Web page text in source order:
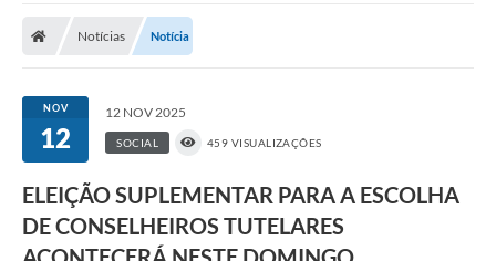
Notícias Notícia
NOV
12
12 NOV 2025
SOCIAL 459 VISUALIZAÇÕES
ELEIÇÃO SUPLEMENTAR PARA A ESCOLHA
DE CONSELHEIROS TUTELARES